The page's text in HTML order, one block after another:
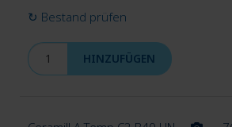
Verblendkeramik & Malfarben
↻ Bestand prüfen
HINZUFÜGEN